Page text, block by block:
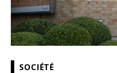
SOCIÉTÉ